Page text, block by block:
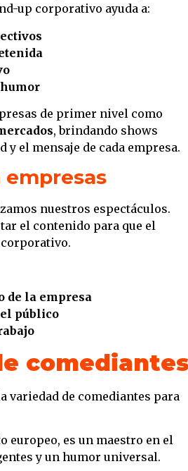
up corporativo ayuda a:
de primer nivel como
, brindando shows
el mensaje de cada empresa.
empresas
nuestros espectáculos.
el contenido para que el
de la empresa
público
comediantes
variedad de comediantes para
europeo, es un maestro en el
y un humor universal.